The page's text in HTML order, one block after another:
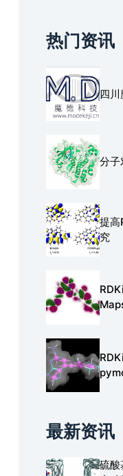
热门资讯
四
分子
提
究
最新资讯
硫酸